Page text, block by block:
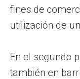
fines de
utilización de
En el segundo
también en